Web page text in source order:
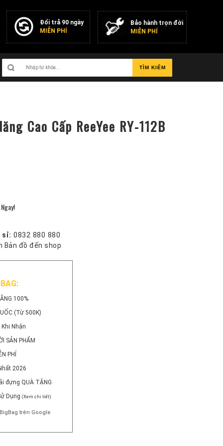
Đổi trả 90 ngày
MIỄN PHÍ
Bảo hành trọn đời
MIỄN PHÍ
TÌM KIẾM
Cao Cấp ReeYee RY-112B
sỉ: 0832 880 880
Bản đồ đến shop
100%
(Từ 500K)
Nhận
SẢN PHẨM
PHÍ
2026
đựng QUÀ TẶNG
Dụng (Xem chi tiết)
trên Google